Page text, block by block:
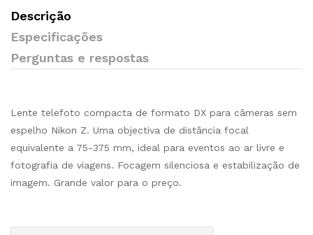
Descrição
Especificações
Perguntas e respostas
Lente telefoto compacta de formato DX para câmeras sem
espelho Nikon Z. Uma objectiva de distância focal
equivalente a 75-375 mm, ideal para eventos ao ar livre e
fotografia de viagens. Focagem silenciosa e estabilização de
imagem. Grande valor para o preço.